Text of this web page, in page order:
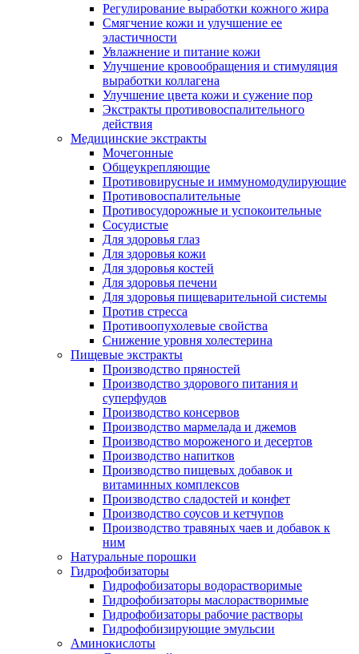
Регулирование выработки кожного жира
Смягчение кожи и улучшение ее
эластичности
Увлажнение и питание кожи
Улучшение кровообращения и стимуляция
выработки коллагена
Улучшение цвета кожи и сужение пор
Экстракты противовоспалительного
действия
Медицинские экстракты
Мочегонные
Общеукрепляющие
Противовирусные и иммуномодулирующие
Противовоспалительные
Противосудорожные и успокоительные
Сосудистые
Для здоровья глаз
Для здоровья кожи
Для здоровья костей
Для здоровья печени
Для здоровья пищеварительной системы
Против стресса
Противоопухолевые свойства
Снижение уровня холестерина
Пищевые экстракты
Производство пряностей
Производство здорового питания и
суперфудов
Производство консервов
Производство мармелада и джемов
Производство мороженого и десертов
Производство напитков
Производство пищевых добавок и
витаминных комплексов
Производство сладостей и конфет
Производство соусов и кетчупов
Производство травяных чаев и добавок к
ним
Натуральные порошки
Гидрофобизаторы
Гидрофобизаторы водорастворимые
Гидрофобизаторы маслорастворимые
Гидрофобизаторы рабочие растворы
Гидрофобизирующие эмульсии
Аминокислоты